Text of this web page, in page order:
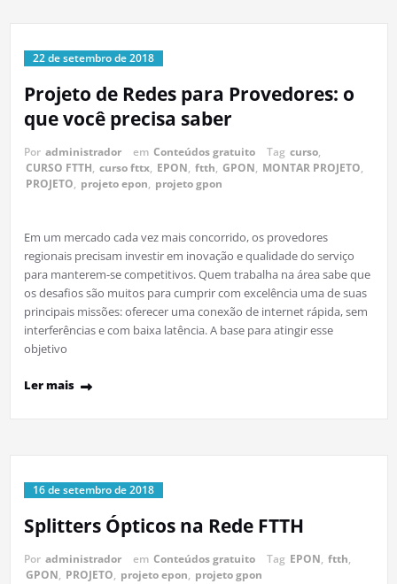
22 de setembro de 2018
Projeto de Redes para Provedores: o
que você precisa saber
Por administrador em Conteúdos gratuito Tag curso,
CURSO FTTH, curso fttx, EPON, ftth, GPON, MONTAR PROJETO,
PROJETO, projeto epon, projeto gpon
Em um mercado cada vez mais concorrido, os provedores
regionais precisam investir em inovação e qualidade do serviço
para manterem-se competitivos. Quem trabalha na área sabe que
os desafios são muitos para cumprir com excelência uma de suas
principais missões: oferecer uma conexão de internet rápida, sem
interferências e com baixa latência. A base para atingir esse
objetivo
Ler mais
16 de setembro de 2018
Splitters Ópticos na Rede FTTH
Por administrador em Conteúdos gratuito Tag EPON, ftth,
GPON, PROJETO, projeto epon, projeto gpon